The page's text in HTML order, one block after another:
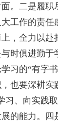
。二是履职
工作的责任
，全力以赴
时俱进勤于
习的“有字
也要深耕实
习、向实践
的能力。四